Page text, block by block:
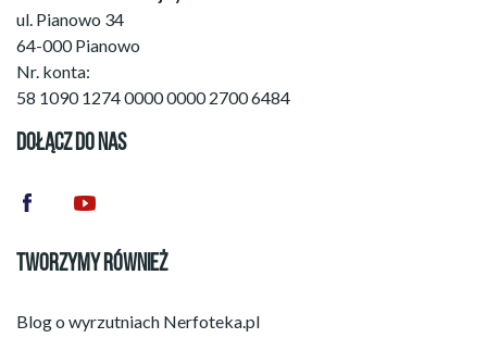
ul. Pianowo 34
64-000 Pianowo
Nr. konta:
58 1090 1274 0000 0000 2700 6484
DOŁĄCZ DO NAS
TWORZYMY RÓWNIEŻ
Blog o wyrzutniach Nerfoteka.pl